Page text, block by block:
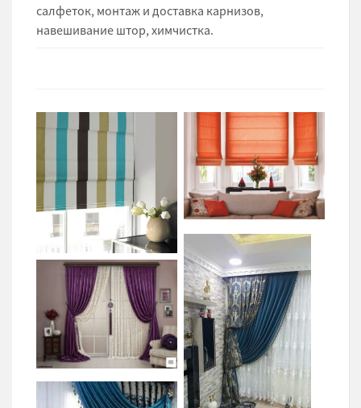
салфеток, монтаж и доставка карнизов,
навешивание штор, химчистка.